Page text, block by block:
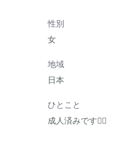
性別
女
地域
日本
ひとこと
成人済みです🙋‍♀️